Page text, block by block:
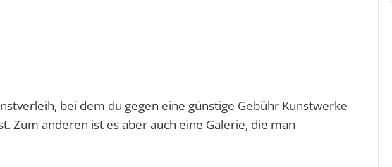
bei dem du gegen eine günstige Gebühr Kunstwerke
Zum anderen ist es aber auch eine Galerie, die man